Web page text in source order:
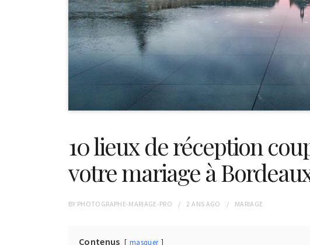
10 lieux de réception
votre mariage à
BY PHOTOGRAPHE-MARIAGE-PRO 2 ANS AGO MARIAGE
Contenus masquer